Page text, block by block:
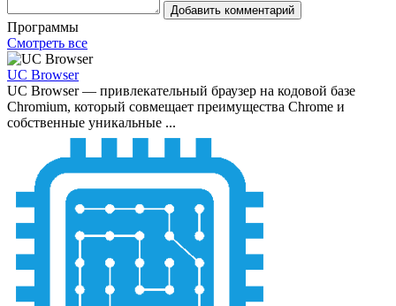
Добавить комментарий
Программы
Смотреть все
UC Browser
UC Browser — привлекательный браузер на кодовой базе
Chromium, который совмещает преимущества Chrome и
собственные уникальные ...